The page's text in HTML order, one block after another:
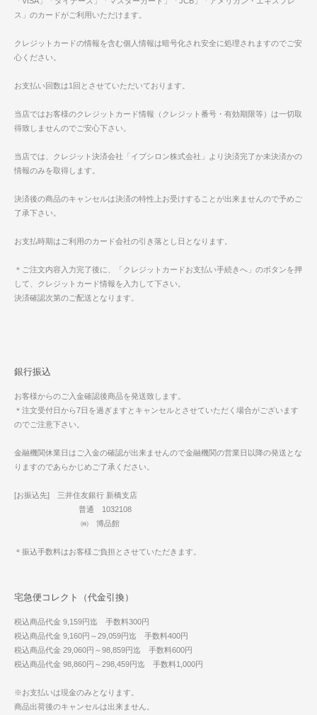
ス」のカードがご利用いただけます。
クレジットカードの情報を含む個人情報は暗号化され安全に処理されますのでご安
心ください。
お支払い回数は1回とさせていただいております。
当店ではお客様のクレジットカード情報（クレジット番号・有効期限等）は一切取
得致しませんのでご安心下さい。
当店では、クレジット決済会社「イプシロン株式会社」より決済完了か未決済かの
情報のみを取得します。
決済後の商品のキャンセルは決済の特性上お受けすることが出来ませんので予めご
了承下さい。
お支払時期はご利用のカード会社の引き落とし日となります。
＊ご注文内容入力完了後に、「クレジットカードお支払い手続きへ」のボタンを押
して、クレジットカード情報を入力して下さい。
決済確認次第のご配送となります。
銀行振込
お客様からのご入金確認後商品を発送致します。
＊注文受付日から7日を過ぎますとキャンセルとさせていただく場合がございます
のでご注意下さい。
金融機関休業日はご入金の確認が出来ませんので金融機関の営業日以降の発送とな
りますのであらかじめご了承ください。
[お振込先] 三井住友銀行 新橋支店
普通 1032108
㈱ 博品館
＊振込手数料はお客様ご負担とさせていただきます。
宅急便コレクト（代金引換）
税込商品代金 9,159円迄 手数料300円
税込商品代金 9,160円～29,059円迄 手数料400円
税込商品代金 29,060円～98,859円迄 手数料600円
税込商品代金 98,860円～298,459円迄 手数料1,000円
※お支払いは現金のみとなります。
商品出荷後のキャンセルは出来ません。